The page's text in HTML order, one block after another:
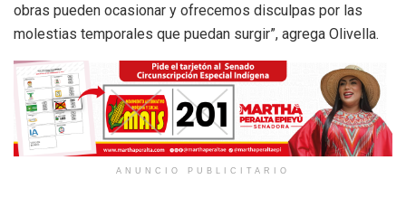
obras pueden ocasionar y ofrecemos disculpas por las
molestias temporales que puedan surgir”, agrega Olivella.
ANUNCIO PUBLICITARIO